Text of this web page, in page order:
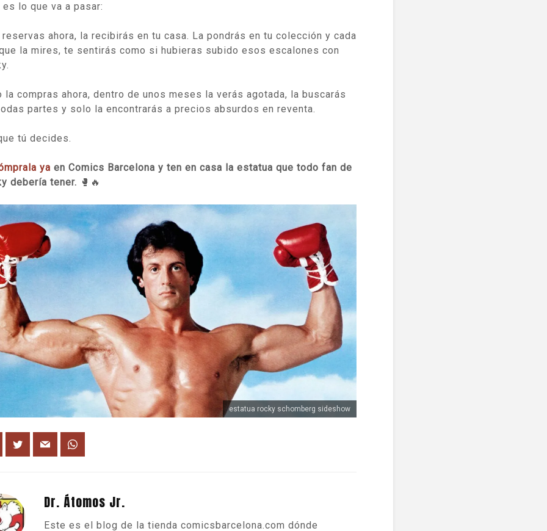
es lo que va a pasar:
ahora, la recibirás en tu casa. La pondrás en tu colección y cada
la mires, te sentirás como si hubieras subido esos escalones con
la compras ahora, dentro de unos meses la verás agotada, la buscarás
partes y solo la encontrarás a precios absurdos en reventa.
tú decides.
ya en Comics Barcelona y ten en casa la estatua que todo fan de
debería tener. 🥊🔥
estatua rocky schomberg sideshow
Dr. Átomos Jr.
Este es el blog de la tienda comicsbarcelona.com dónde